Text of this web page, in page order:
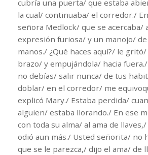
cubría una puerta/ que estaba
la cual/ continuaba/ el corredor./
señora Medlock/ que se acercaba/
expresión furiosa/ y un manojo/
manos./ ¿Qué haces aquí?/ le
brazo/ y empujándola/ hacia
no debías/ salir nunca/ de tus
doblar/ en el corredor/ me
explicó Mary./ Estaba perdida/
alguien/ estaba llorando./ En ese
con toda su alma/ al ama de
odió aun más./ Usted señorita/ no
que se le parezca,/ dijo el ama/ de